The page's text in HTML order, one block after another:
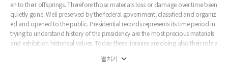
en to their offsprings. Therefore those materials loss or damage over time been
quietly gone. Well preserved by the federal government, classified and organiz
ed and opened to the public. Presidential records represents its time period in
trying to understand history of the presidency are the most precious materials
and exhibition historical values. Today these libraries are doing also their role a
ns. In particular, these Presidential Library is neutral in value-free about the pres
펼치기